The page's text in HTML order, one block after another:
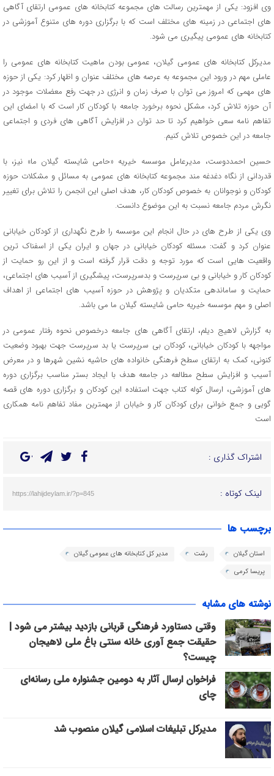
وی افزود: یکی از مهمترین رسالت های مجموعه کتابخانه های عمومی ارتقای آگاهی
های اجتماعی در زمینه های مختلف است که با برگزاری دوره های متنوع آموزشی در
کتابخانه های عمومی پیگیری می شود.
مدیرکل کتابخانه های عمومی گیلان، عمومی بودن ماهیت کتابخانه های عمومی را
عاملی مهم در ورود این مجموعه به عرصه های مختلف عنوان و اظهار کرد: یکی از حوزه
های مهمی که امروز می توان با صرف زمان و انرژی در جهت رفع معضلات موجود در
آن حوزه تلاش کرد، مشکل نحوه برخورد جامعه با کودکان کار است که با امضای این
تفاهم نامه سعی خواهیم کرد تا حد توان در افزایش آگاهی های فردی و اجتماعی
جامعه در این خصوص تلاش کنیم.
حسین احمددوست، مدیرعامل موسسه خیریه «حامی شایسته گیلان ما» نیز، با
قدردانی از نگاه دغدغه مند مجموعه کتابخانه های عمومی به مسائل و مشکلات حوزه
کودکان و نوجوانان به خصوص کودکان کار، هدف اصلی این انجمن را تلاش برای تغییر
نگرش مردم جامعه نسبت به این موضوع دانست.
وی یکی از طرح های در حال انجام این موسسه را طرح نگهداری از کودکان خیابانی
عنوان کرد و گفت: مسئله کودکان خیابانی در جهان و ایران یکی از اسفناک ترین
واقعیت هایی است که مورد توجه و دقت قرار گرفته است و از این رو حمایت از
کودکان کار و خیابانی و بی سرپرست و بدسرپرست، پیشگیری از آسیب های اجتماعی،
حمایت و ساماندهی متکدیان و پژوهش در حوزه آسیب های اجتماعی از اهداف
اصلی و مهم موسسه خیریه حامی شایسته گیلان ما می باشد.
به گزارش لاهیج دیلم، ارتقای آگاهی های جامعه درخصوص نحوه رفتار عمومی در
مواجهه با کودکان خیابانی، کودکان بی سرپرست یا بد سرپرست جهت بهبود وضعیت
کنونی، کمک به ارتقای سطح فرهنگی خانواده های حاشیه نشین شهرها و در معرض
آسیب و افزایش سطح مطالعه در جامعه هدف با ایجاد بستر مناسب برگزاری دوره
های آموزشی، ارسال کوله کتاب جهت استفاده این کودکان و برگزاری دوره های قصه
گویی و جمع خوانی برای کودکان کار و خیابان از مهمترین مفاد تفاهم نامه همکاری
است
اشتراک گذاری :
لینک کوتاه : https://lahijdeylam.ir/?p=845
برچسب ها
استان گیلان رشت
مدیر کل کتابخانه های عمومی گیلان
پریسا کرمی
نوشته های مشابه
وقتی دستاورد فرهنگی قربانی بازدید بیشتر می شود |
حقیقت جمع آوری خانه سنتی باغ ملی لاهیجان
چیست؟
فراخوان ارسال آثار به دومین جشنواره ملی رسانه‌ای
چای
مدیرکل تبلیغات اسلامی گیلان منصوب شد